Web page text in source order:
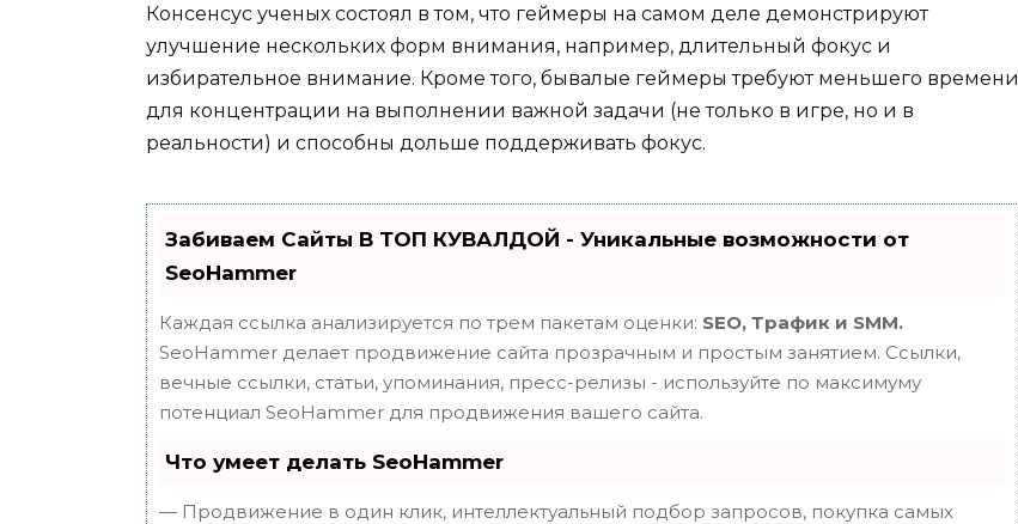
Консенсус ученых состоял в том, что геймеры на самом деле демонстрируют
улучшение нескольких форм внимания, например, длительный фокус и
избирательное внимание. Кроме того, бывалые геймеры требуют меньшего времени
для концентрации на выполнении важной задачи (не только в игре, но и в
реальности) и способны дольше поддерживать фокус.
Забиваем Сайты В ТОП КУВАЛДОЙ - Уникальные возможности от
SeoHammer
Каждая ссылка анализируется по трем пакетам оценки: SEO, Трафик и SMM.
SeoHammer делает продвижение сайта прозрачным и простым занятием. Ссылки,
вечные ссылки, статьи, упоминания, пресс-релизы - используйте по максимуму
потенциал SeoHammer для продвижения вашего сайта.
Что умеет делать SeoHammer
— Продвижение в один клик, интеллектуальный подбор запросов, покупка самых